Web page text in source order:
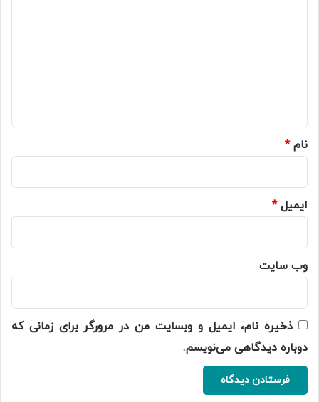
نام*
ایمیل*
وب‌ سایت
ذخیره نام، ایمیل و وبسایت من در مرورگر برای زمانی که
دوباره دیدگاهی می‌نویسم.